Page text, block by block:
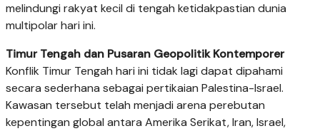
melindungi rakyat kecil di tengah ketidakpastian dunia
multipolar hari ini.
Timur Tengah dan Pusaran Geopolitik Kontemporer
Konflik Timur Tengah hari ini tidak lagi dapat dipahami
secara sederhana sebagai pertikaian Palestina-Israel.
Kawasan tersebut telah menjadi arena perebutan
kepentingan global antara Amerika Serikat, Iran, Israel,